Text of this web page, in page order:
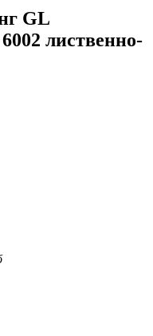
GL
лиственно-